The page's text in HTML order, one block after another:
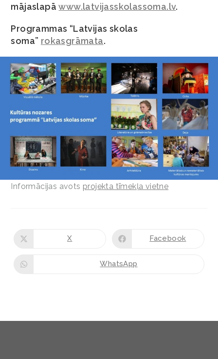
mājaslapāwww.latvijasskolassoma.lv.
Programmas “Latvijas skolas
soma” rokasgrāmata.
Informācijas avots projekta tīmekļa vietne
X Facebook
WhatsApp